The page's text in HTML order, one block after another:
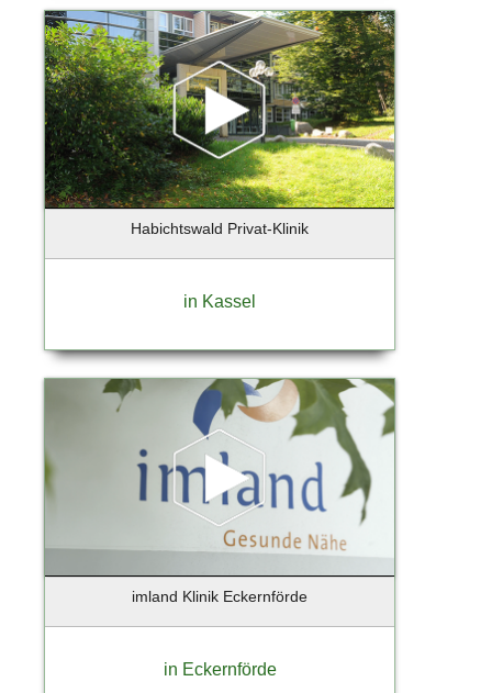
Habichtswald Privat-Klinik
in Kassel
imland Klinik Eckernförde
in Eckernförde